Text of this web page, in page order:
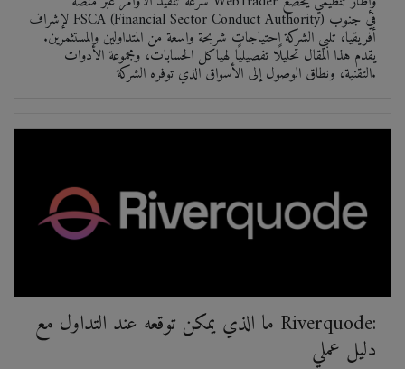
لإشراف FSCA (Financial Sector Conduct Authority) في جنوب
أفريقيا، تلبي الشركة احتياجات شريحة واسعة من المتداولين والمستثمرين.
يقدم هذا المقال تحليلًا تفصيليًا لهياكل الحسابات، ومجموعة الأدوات
التقنية، ونطاق الوصول إلى الأسواق الذي توفره الشركة.
ما الذي يمكن توقعه عند التداول مع Riverquode:
دليل عملي